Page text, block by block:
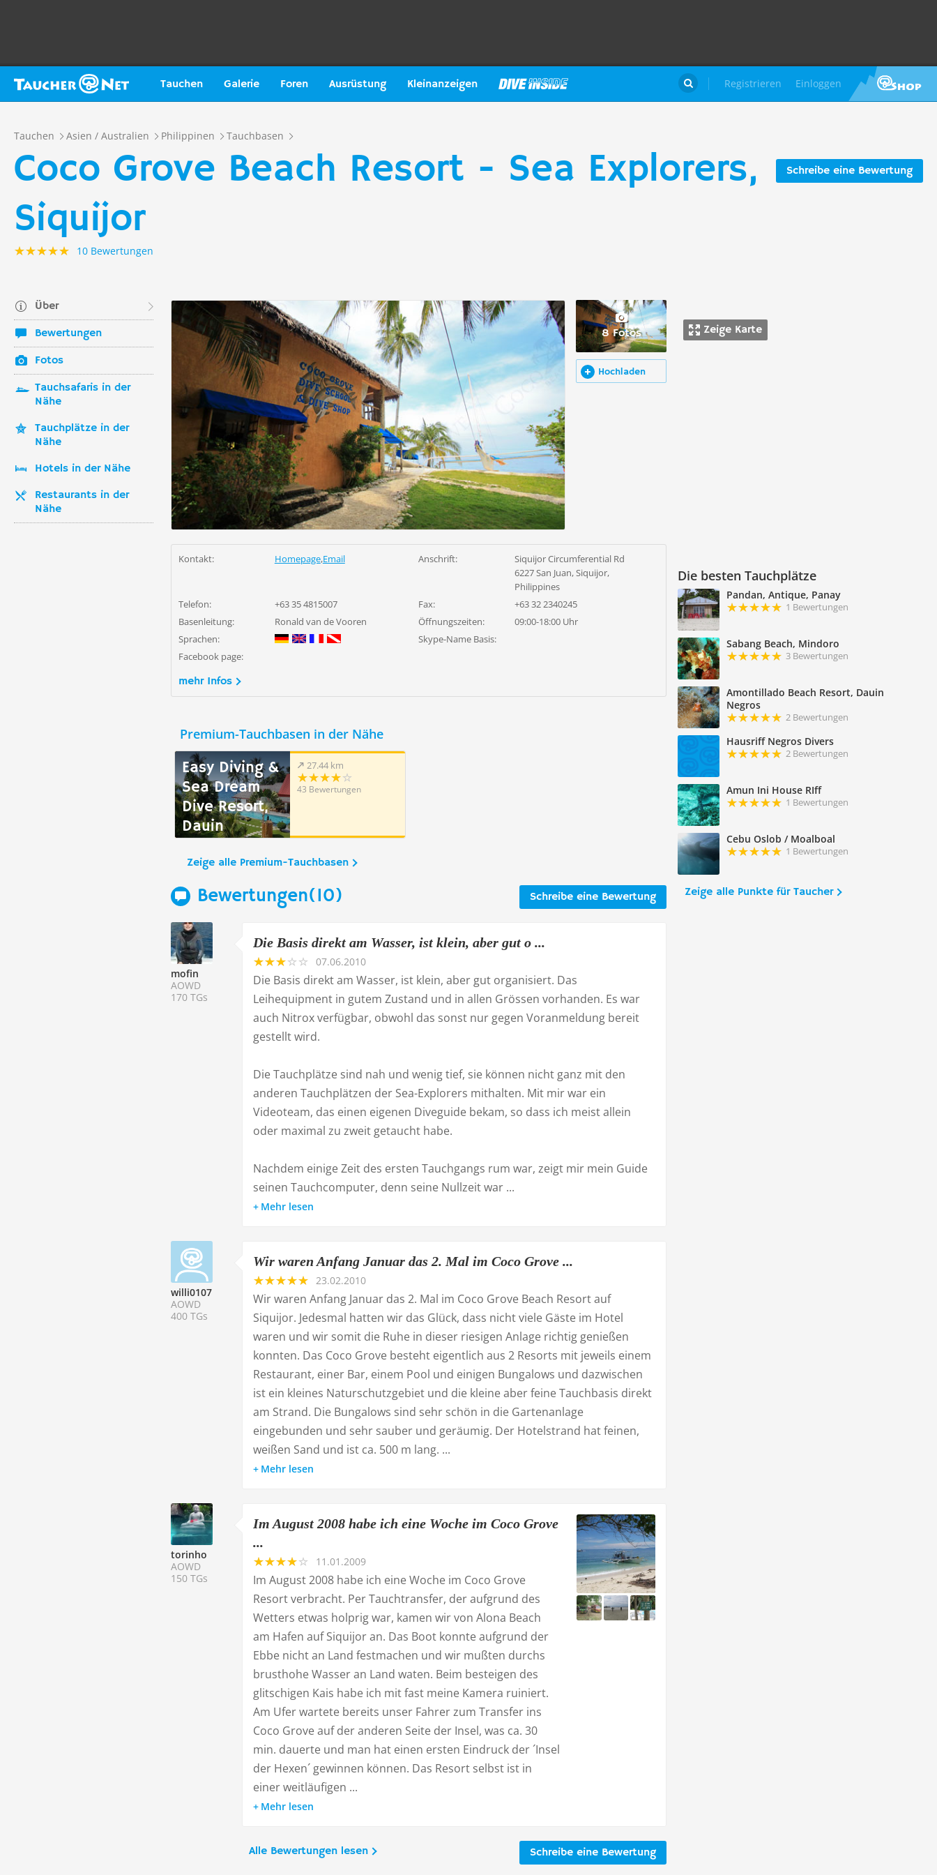
Tauchen Galerie Foren Ausrüstung Kleinanzeigen Registrieren Einloggen

Tauchen Asien / Australien Philippinen Tauchbasen
Schreibe eine Bewertung
Coco Grove Beach Resort - Sea Explorers,
Siquijor
10 Bewertungen
Über
Bewertungen
Fotos
Tauchsafaris in der
Nähe
Tauchplätze in der
Nähe
Hotels in der Nähe
Restaurants in der
Nähe
Zeige Karte
Die besten Tauchplätze
Pandan, Antique, Panay
1 Bewertungen
Sabang Beach, Mindoro
3 Bewertungen
Amontillado Beach Resort, Dauin
Negros
2 Bewertungen
Hausriff Negros Divers
2 Bewertungen
Amun Ini House RIff
1 Bewertungen
Cebu Oslob / Moalboal
1 Bewertungen
Zeige alle Punkte für Taucher
8 Fotos
Hochladen
Kontakt: Homepage,Email Anschrift:
Siquijor Circumferential Rd
6227 San Juan, Siquijor,
Philippines
Telefon:
+63 35 4815007 Fax:
+63 32 2340245
Basenleitung:
Ronald van de Vooren Öffnungszeiten:
09:00-18:00 Uhr
Sprachen:
Skype-Name Basis:
Facebook page:
mehr Infos
Premium-Tauchbasen in der Nähe
Easy Diving &
Sea Dream
Dive Resort,
Dauin
27.44 km
43 Bewertungen
Zeige alle Premium-Tauchbasen
Schreibe eine Bewertung
Bewertungen(10)
mofin
AOWD
170 TGs
Die Basis direkt am Wasser, ist klein, aber gut o ...
07.06.2010
Die Basis direkt am Wasser, ist klein, aber gut organisiert. Das
Leihequipment in gutem Zustand und in allen Grössen vorhanden. Es war
auch Nitrox verfügbar, obwohl das sonst nur gegen Voranmeldung bereit
gestellt wird.
Die Tauchplätze sind nah und wenig tief, sie können nicht ganz mit den
anderen Tauchplätzen der Sea-Explorers mithalten. Mit mir war ein
Videoteam, das einen eigenen Diveguide bekam, so dass ich meist allein
oder maximal zu zweit getaucht habe.
Nachdem einige Zeit des ersten Tauchgangs rum war, zeigt mir mein Guide
seinen Tauchcomputer, denn seine Nullzeit war ...
Mehr lesen
willi0107
AOWD
400 TGs
Wir waren Anfang Januar das 2. Mal im Coco Grove ...
23.02.2010
Wir waren Anfang Januar das 2. Mal im Coco Grove Beach Resort auf
Siquijor. Jedesmal hatten wir das Glück, dass nicht viele Gäste im Hotel
waren und wir somit die Ruhe in dieser riesigen Anlage richtig genießen
konnten. Das Coco Grove besteht eigentlich aus 2 Resorts mit jeweils einem
Restaurant, einer Bar, einem Pool und einigen Bungalows und dazwischen
ist ein kleines Naturschutzgebiet und die kleine aber feine Tauchbasis direkt
am Strand. Die Bungalows sind sehr schön in die Gartenanlage
eingebunden und sehr sauber und geräumig. Der Hotelstrand hat feinen,
weißen Sand und ist ca. 500 m lang. ...
Mehr lesen
torinho
AOWD
150 TGs
Im August 2008 habe ich eine Woche im Coco Grove
...
11.01.2009
Im August 2008 habe ich eine Woche im Coco Grove
Resort verbracht. Per Tauchtransfer, der aufgrund des
Wetters etwas holprig war, kamen wir von Alona Beach
am Hafen auf Siquijor an. Das Boot konnte aufgrund der
Ebbe nicht an Land festmachen und wir mußten durchs
brusthohe Wasser an Land waten. Beim besteigen des
glitschigen Kais habe ich mit fast meine Kamera ruiniert.
Am Ufer wartete bereits unser Fahrer zum Transfer ins
Coco Grove auf der anderen Seite der Insel, was ca. 30
min. dauerte und man hat einen ersten Eindruck der ´Insel
der Hexen´ gewinnen können. Das Resort selbst ist in
einer weitläufigen ...
Mehr lesen
Schreibe eine Bewertung
Alle Bewertungen lesen